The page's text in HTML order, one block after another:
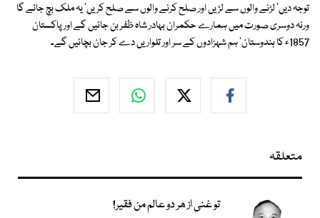
توجہ دیں' لڑنے والوں سے لڑیں اور صلح کرنے والوں سے صلح کریں' یہ ملک بچ جائے گا
ورنہ دوسری صورت میں ہمارے حکمران بہادر شاہ ظفر بن جائیں گے اور پاکستان
1857ء کا ہندوستان' ہم شہزادوں کے سر اور تلواریں دے کر جان بچائیں گے۔
متعلقہ
تو غنی از ھر دو عالم من فقیر!